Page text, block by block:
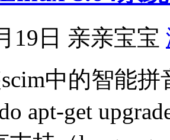
19日 亲亲宝宝
中的智能拼
apt-get